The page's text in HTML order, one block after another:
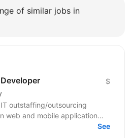
of similar jobs in
$
IT outstaffing/outsourcing
web and mobile application
Europe and the USA. See